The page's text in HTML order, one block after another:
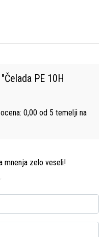
Čelada PE 10H
0,00 od 5 temelji na
mnenja zelo veseli!